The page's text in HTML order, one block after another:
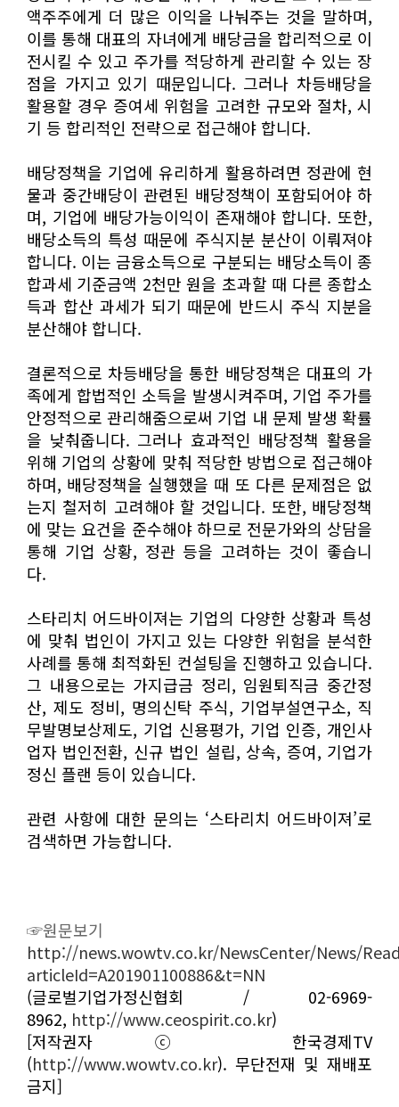
액주주에게 더 많은 이익을 나눠주는 것을 말하며,
이를 통해 대표의 자녀에게 배당금을 합리적으로 이
전시킬 수 있고 주가를 적당하게 관리할 수 있는 장
점을 가지고 있기 때문입니다. 그러나 차등배당을
활용할 경우 증여세 위험을 고려한 규모와 절차, 시
기 등 합리적인 전략으로 접근해야 합니다.
배당정책을 기업에 유리하게 활용하려면 정관에 현
물과 중간배당이 관련된 배당정책이 포함되어야 하
며, 기업에 배당가능이익이 존재해야 합니다. 또한,
배당소득의 특성 때문에 주식지분 분산이 이뤄져야
합니다. 이는 금융소득으로 구분되는 배당소득이 종
합과세 기준금액 2천만 원을 초과할 때 다른 종합소
득과 합산 과세가 되기 때문에 반드시 주식 지분을
분산해야 합니다.
결론적으로 차등배당을 통한 배당정책은 대표의 가
족에게 합법적인 소득을 발생시켜주며, 기업 주가를
안정적으로 관리해줌으로써 기업 내 문제 발생 확률
을 낮춰줍니다. 그러나 효과적인 배당정책 활용을
위해 기업의 상황에 맞춰 적당한 방법으로 접근해야
하며, 배당정책을 실행했을 때 또 다른 문제점은 없
는지 철저히 고려해야 할 것입니다. 또한, 배당정책
에 맞는 요건을 준수해야 하므로 전문가와의 상담을
통해 기업 상황, 정관 등을 고려하는 것이 좋습니
다.
스타리치 어드바이져는 기업의 다양한 상황과 특성
에 맞춰 법인이 가지고 있는 다양한 위험을 분석한
사례를 통해 최적화된 컨설팅을 진행하고 있습니다.
그 내용으로는 가지급금 정리, 임원퇴직금 중간정
산, 제도 정비, 명의신탁 주식, 기업부설연구소, 직
무발명보상제도, 기업 신용평가, 기업 인증, 개인사
업자 법인전환, 신규 법인 설립, 상속, 증여, 기업가
정신 플랜 등이 있습니다.
관련 사항에 대한 문의는 ‘스타리치 어드바이져’로
검색하면 가능합니다.
☞원문보기
http://news.wowtv.co.kr/NewsCenter/News/
articleId=A201901100886&t=NN
(글로벌기업가정신협회 / 02-6969-
8962, http://www.ceospirit.co.kr)
[저작권자 ⓒ 한국경제TV
(http://www.wowtv.co.kr). 무단전재 및 재배포
금지]